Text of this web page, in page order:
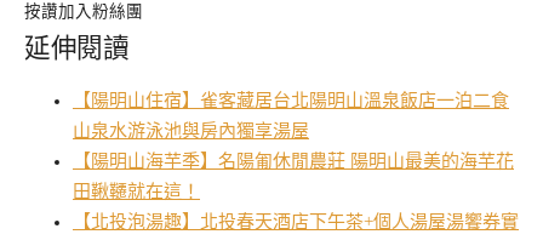
按讚加入粉絲團
延伸閱讀
【陽明山住宿】雀客藏居台北陽明山溫泉飯店一泊二食
山泉水游泳池與房內獨享湯屋
【陽明山海芋季】名陽匍休閒農莊 陽明山最美的海芋花
田鞦韆就在這！
【北投泡湯趣】北投春天酒店下午茶+個人湯屋湯饗券實